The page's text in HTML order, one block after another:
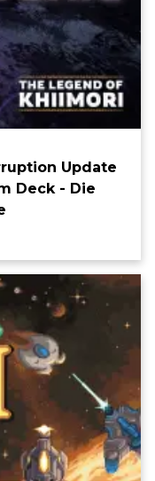
Update
Deck - Die